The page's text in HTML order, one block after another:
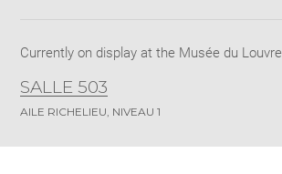
Currently on display at the Musée du Louvre
SALLE 503
AILE RICHELIEU, NIVEAU 1